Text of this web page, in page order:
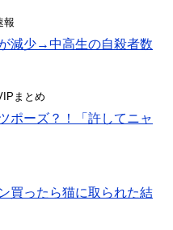
報
減少→中高生の自殺者数
まとめ
ーズ？！「許してニャ
買ったら猫に取られた結